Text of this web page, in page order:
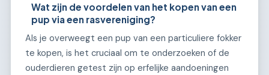
Wat zijn de voordelen van het kopen van een
pup via een rasvereniging?
Als je overweegt een pup van een particuliere fokker
te kopen, is het cruciaal om te onderzoeken of de
ouderdieren getest zijn op erfelijke aandoeningen